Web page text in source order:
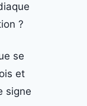
?
se
et
signe